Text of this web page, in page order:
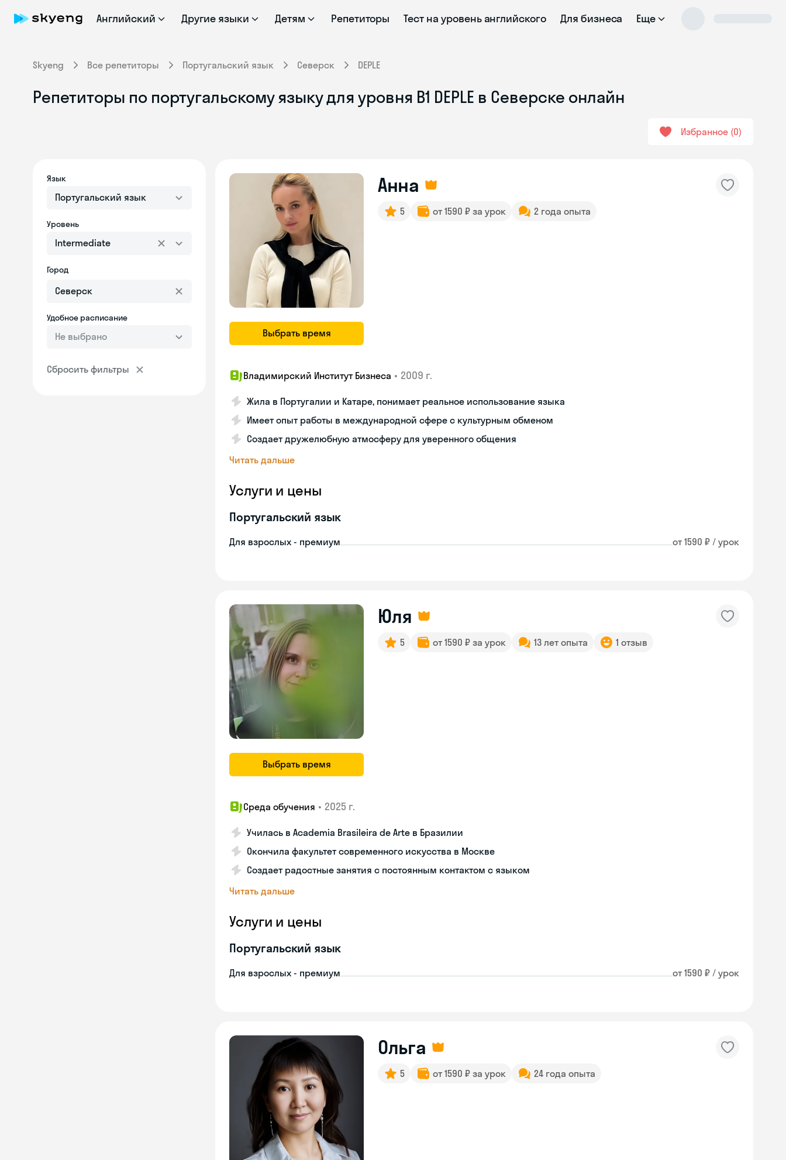
Английский Другие языки Детям Репетиторы Тест на уровень английского Для бизнеса Еще
Skyeng Все репетиторы Португальский язык Северск DEPLE
Репетиторы по португальскому языку для уровня B1 DEPLE в Северске онлайн
Избранное 0
Язык
Португальский язык
Уровень
Intermediate
Город
Удобное расписание
Не выбрано
Сбросить фильтры
Выбрать время
Анна
5 от 1590 ₽ за урок 2 года опыта
Владимирский Институт Бизнеса • 2009 г.
Жила в Португалии и Катаре, понимает реальное использование языка
Имеет опыт работы в международной сфере с культурным обменом
Создает дружелюбную атмосферу для уверенного общения
Читать дальше
Услуги и цены
Португальский язык
Для взрослых - премиум от 1590 ₽ / урок
Выбрать время
Юля
5 от 1590 ₽ за урок 13 лет опыта 1 отзыв
Среда обучения • 2025 г.
Училась в Academia Brasileira de Arte в Бразилии
Окончила факультет современного искусства в Москве
Создает радостные занятия с постоянным контактом с языком
Читать дальше
Услуги и цены
Португальский язык
Для взрослых - премиум от 1590 ₽ / урок
Ольга
5 от 1590 ₽ за урок 24 года опыта